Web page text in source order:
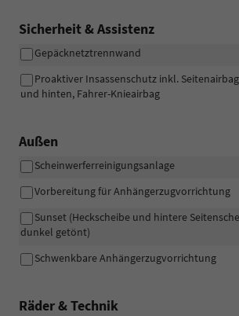
Sicherheit & Assistenz
Gepäcknetztrennwand
Proaktiver Insassenschutz inkl.
und hinten, Fahrer-Knieairbag
Außen
Scheinwerferreinigungsanlage
Vorbereitung für Anhängerzugvorrichtung
Sunset (Heckscheibe und hintere
dunkel getönt)
Schwenkbare Anhängerzugvorrichtung
Räder & Technik